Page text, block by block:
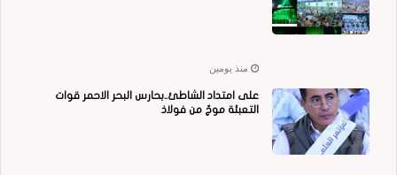
منذ يومين
على امتداد الشاطئ..بحارس البحر الاحمر قوات
التعبئة موجٌ من فولاذ